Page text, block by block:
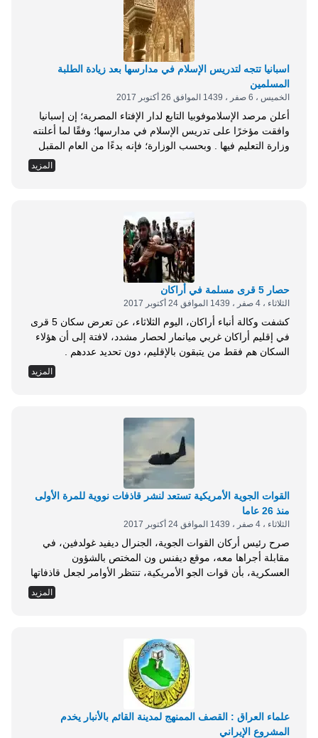
اسبانيا تتجه لتدريس الإسلام في مدارسها بعد زيادة الطلبة
المسلمين
الخميس ، 6 صفر ، 1439 الموافق 26 أكتوبر 2017
أعلن مرصد الإسلاموفوبيا التابع لدار الإفتاء المصرية؛ إن إسبانيا
وافقت مؤخرًا على تدريس الإسلام في مدارسها؛ وفقًا لما أعلنته
وزارة التعليم فيها . وبحسب الوزارة؛ فإنه بدءًا من العام المقبل
سيتم تدريس الإسلام في المدارس، بعدما وصلت نسبة الطلاب
المسلمين في المدارس إلى 6.6% من إجمالي عدد الطلاب، مما
المزيد
حصار 5 قرى مسلمة في أراكان
الثلاثاء ، 4 صفر ، 1439 الموافق 24 أكتوبر 2017
كشفت وكالة أنباء أراكان، اليوم الثلاثاء، عن تعرض سكان 5 قرى
في إقليم أراكان غربي ميانمار لحصار مشدد، لافتة إلى أن هؤلاء
وأوضحت الوكالة، أن 5 قرى فقط هي المتبقية من بين مئات
القرى التي كان يسكن فيها المسلمون الروهنغيا في شمال ولاية
المزيد
القوات الجوية الأمريكية تستعد لنشر قاذفات نووية للمرة الأولى
منذ 26 عاما
الثلاثاء ، 4 صفر ، 1439 الموافق 24 أكتوبر 2017
صرح رئيس أركان القوات الجوية، الجنرال ديفيد غولدفين، في
مقابلة أجراها معه، موقع ديفنس ون المختص بالشؤون
العسكرية، بأن قوات الجو الأمريكية، تنتظر الأوامر لجعل قاذفاتها
العملاقة، المسلحة بقنابل نووية، من طراز بي-52 في وضع
الاستعداد القتالي للمرة الأولى منذ الحرب الباردة (1945-1992).
المزيد
علماء العراق : القصف الممنهج لمدينة القائم بالأنبار يخدم
المشروع الإيراني